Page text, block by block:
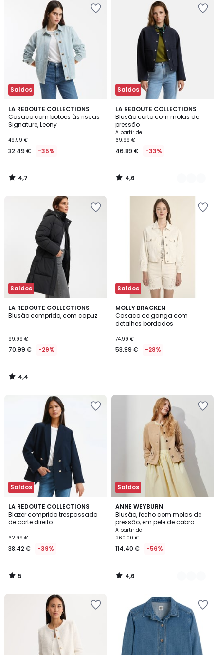
Saldos
LA REDOUTE COLLECTIONS
Casaco com botões às riscas
Signature, Leony
49.99 €
32.49 € -35%
4,7
/ 5
4,7
/
Saldos
LA REDOUTE COLLECTIONS
Blusão curto com molas de
pressão
A partir de
69.99 €
46.89 € -33%
4,6
/ 5
2
Cores
4,6
/
Saldos
LA REDOUTE COLLECTIONS
Blusão comprido, com capuz
99.99 €
70.99 € -29%
4,4
/ 5
4,4
/
Saldos
MOLLY BRACKEN
Casaco de ganga com
detalhes bordados
74.99 €
53.99 € -28%
Saldos
LA REDOUTE COLLECTIONS
Blazer comprido trespassado
de corte direito
62.99 €
38.42 € -39%
5
/
5
5
/
Saldos
ANNE WEYBURN
Blusão, fecho com molas de
pressão, em pele de cabra
A partir de
260.00 €
114.40 € -56%
4,6
/ 5
2
Cores
4,6
/